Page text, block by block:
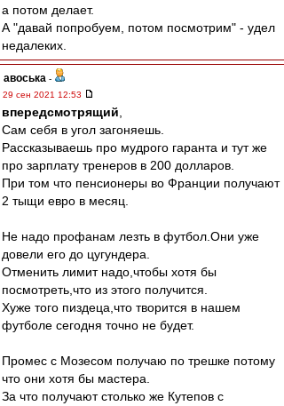
а потом делает.
А "давай попробуем, потом посмотрим" - удел
недалеких.
авоська -
29 сен 2021 12:53
впередсмотрящий
Сам себя в угол загоняешь.
Рассказываешь про мудрого гаранта и тут же
про зарплату тренеров в 200 долларов.
При том что пенсионеры во Франции получают
2 тыщи евро в месяц.
Не надо профанам лезть в футбол.Они уже
довели его до цугундера.
Отменить лимит надо,чтобы хотя бы
посмотреть,что из этого получится.
Хуже того пиздеца,что творится в нашем
футболе сегодня точно не будет.
Промес с Мозесом получаю по трешке потому
что они хотя бы мастера.
За что получают столько же Кутепов с